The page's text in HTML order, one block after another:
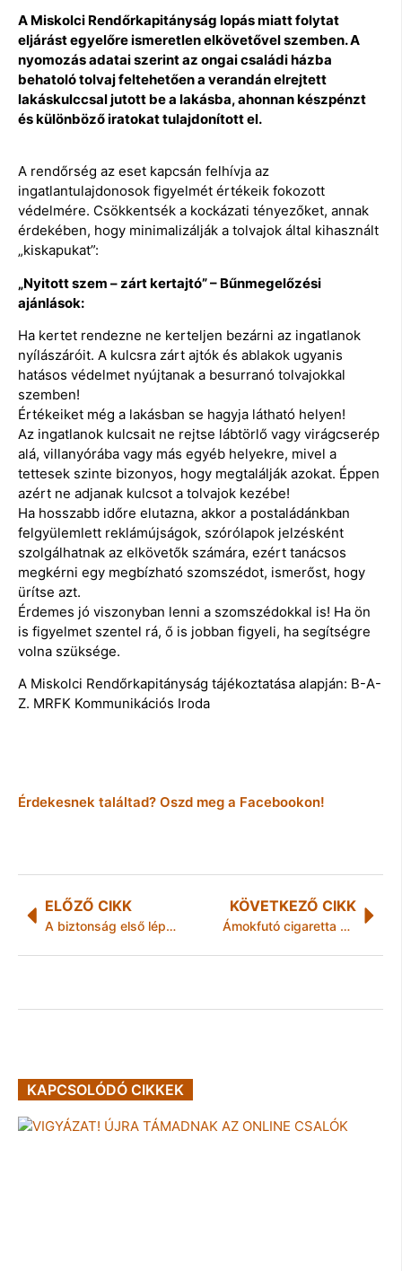
A Miskolci Rendőrkapitányság lopás miatt folytat
eljárást egyelőre ismeretlen elkövetővel szemben. A
nyomozás adatai szerint az ongai családi házba
behatoló tolvaj feltehetően a verandán elrejtett
lakáskulccsal jutott be a lakásba, ahonnan készpénzt
és különböző iratokat tulajdonított el.
A rendőrség az eset kapcsán felhívja az
ingatlantulajdonosok figyelmét értékeik fokozott
védelmére. Csökkentsék a kockázati tényezőket, annak
érdekében, hogy minimalizálják a tolvajok által kihasznált
„kiskapukat”:
„Nyitott szem – zárt kertajtó” – Bűnmegelőzési
ajánlások:
Ha kertet rendezne ne kerteljen bezárni az ingatlanok
nyílászáróit. A kulcsra zárt ajtók és ablakok ugyanis
hatásos védelmet nyújtanak a besurranó tolvajokkal
szemben!
Értékeiket még a lakásban se hagyja látható helyen!
Az ingatlanok kulcsait ne rejtse lábtörlő vagy virágcserép
alá, villanyórába vagy más egyéb helyekre, mivel a
tettesek szinte bizonyos, hogy megtalálják azokat. Éppen
azért ne adjanak kulcsot a tolvajok kezébe!
Ha hosszabb időre elutazna, akkor a postaládánkban
felgyülemlett reklámújságok, szórólapok jelzésként
szolgálhatnak az elkövetők számára, ezért tanácsos
megkérni egy megbízható szomszédot, ismerőst, hogy
ürítse azt.
Érdemes jó viszonyban lenni a szomszédokkal is! Ha ön
is figyelmet szentel rá, ő is jobban figyeli, ha segítségre
volna szüksége.
A Miskolci Rendőrkapitányság tájékoztatása alapján: B-A-
Z. MRFK Kommunikációs Iroda
Érdekesnek találtad? Oszd meg a Facebookon!
ELŐZŐ CIKK
A biztonság első lépése: zárni!
KÖVETKEZŐ CIKK
Ámokfutó cigaretta csempész
KAPCSOLÓDÓ CIKKEK